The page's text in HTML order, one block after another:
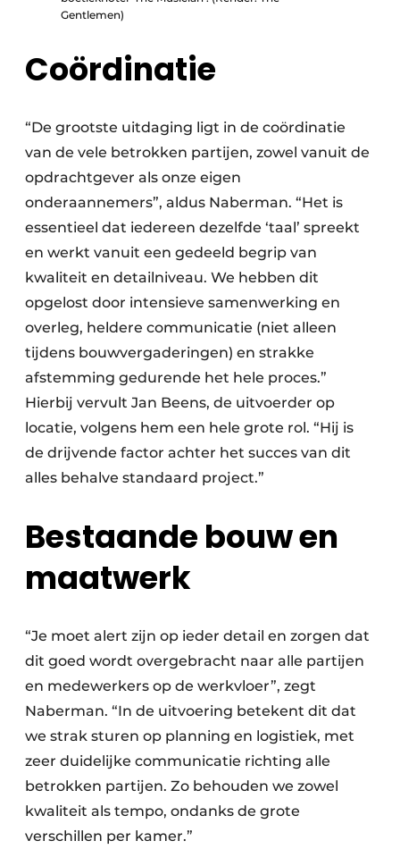
Gentlemen)
Coördinatie
“De grootste uitdaging ligt in de coördinatie
van de vele betrokken partijen, zowel vanuit de
opdrachtgever als onze eigen
onderaannemers”, aldus Naberman. “Het is
essentieel dat iedereen dezelfde ‘taal’ spreekt
en werkt vanuit een gedeeld begrip van
kwaliteit en detailniveau. We hebben dit
opgelost door intensieve samenwerking en
overleg, heldere communicatie (niet alleen
tijdens bouwvergaderingen) en strakke
afstemming gedurende het hele proces.”
Hierbij vervult Jan Beens, de uitvoerder op
locatie, volgens hem een hele grote rol. “Hij is
de drijvende factor achter het succes van dit
alles behalve standaard project.”
Bestaande bouw en
maatwerk
“Je moet alert zijn op ieder detail en zorgen dat
dit goed wordt overgebracht naar alle partijen
en medewerkers op de werkvloer”, zegt
Naberman. “In de uitvoering betekent dit dat
we strak sturen op planning en logistiek, met
zeer duidelijke communicatie richting alle
betrokken partijen. Zo behouden we zowel
kwaliteit als tempo, ondanks de grote
verschillen per kamer.”